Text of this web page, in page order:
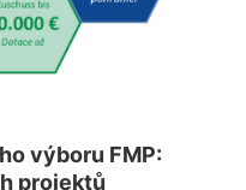
výboru FMP:
projektů